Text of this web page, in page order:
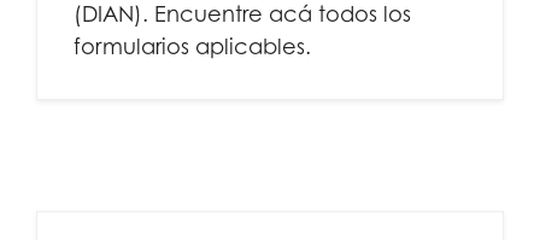
(DIAN). Encuentre acá todos los
formularios aplicables.